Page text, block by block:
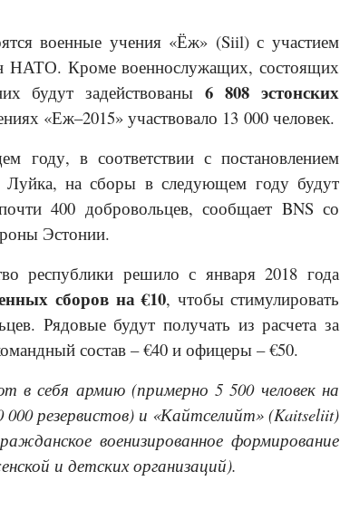
военные учения «Ёж» (Siil) с участием
НАТО. Кроме военнослужащих, состоящих
будут задействованы6 808 эстонских
«Еж–2015» участвовало 13 000 человек.
году, в соответствии с постановлением
на сборы в следующем году будут
400 добровольцев, сообщает BNS со
Эстонии.
республики решило с января 2018 года
сборов на€10, чтобы стимулировать
Рядовые будут получать из расчета за
состав –€40 и офицеры –€50.
в себя армию (примерно 5 500 человек на
резервистов) и «Кайтселийт» (Kaitseliit)
военизированное формирование
и детских организаций).